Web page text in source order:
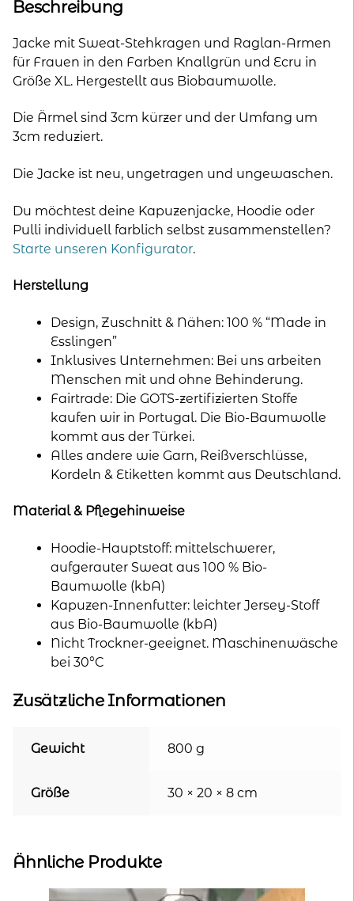
Frauen
-
knallgrün/ecru
Größe
XL
Ärmel
|
Umfang
-3cm
Beschreibung
Jacke mit Sweat-Stehkragen und Raglan-Armen
für Frauen in den Farben Knallgrün und Ecru in
Größe XL. Hergestellt aus Biobaumwolle.
Die Ärmel sind 3cm kürzer und der Umfang um
3cm reduziert.
Die Jacke ist neu, ungetragen und ungewaschen.
Du möchtest deine Kapuzenjacke, Hoodie oder
Pulli individuell farblich selbst zusammenstellen?
Starte unseren Konfigurator.
Herstellung
Design, Zuschnitt & Nähen: 100 % “Made in
Esslingen”
Inklusives Unternehmen: Bei uns arbeiten
Menschen mit und ohne Behinderung.
Fairtrade: Die GOTS-zertifizierten Stoffe
kaufen wir in Portugal. Die Bio-Baumwolle
kommt aus der Türkei.
Alles andere wie Garn, Reißverschlüsse,
Kordeln & Etiketten kommt aus Deutschland.
Material & Pflegehinweise
Hoodie-Hauptstoff: mittelschwerer,
aufgerauter Sweat aus 100 % Bio-
Baumwolle (kbA)
Kapuzen-Innenfutter: leichter Jersey-Stoff
aus Bio-Baumwolle (kbA)
Nicht Trockner-geeignet. Maschinenwäsche
bei 30°C
Zusätzliche Informationen
Gewicht 800 g
Größe 30 × 20 × 8 cm
Ähnliche Produkte